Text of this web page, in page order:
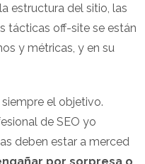
estructura del sitio, las
tácticas off-site se están
y métricas, y en su
el objetivo.
de SEO yo
deben estar a merced